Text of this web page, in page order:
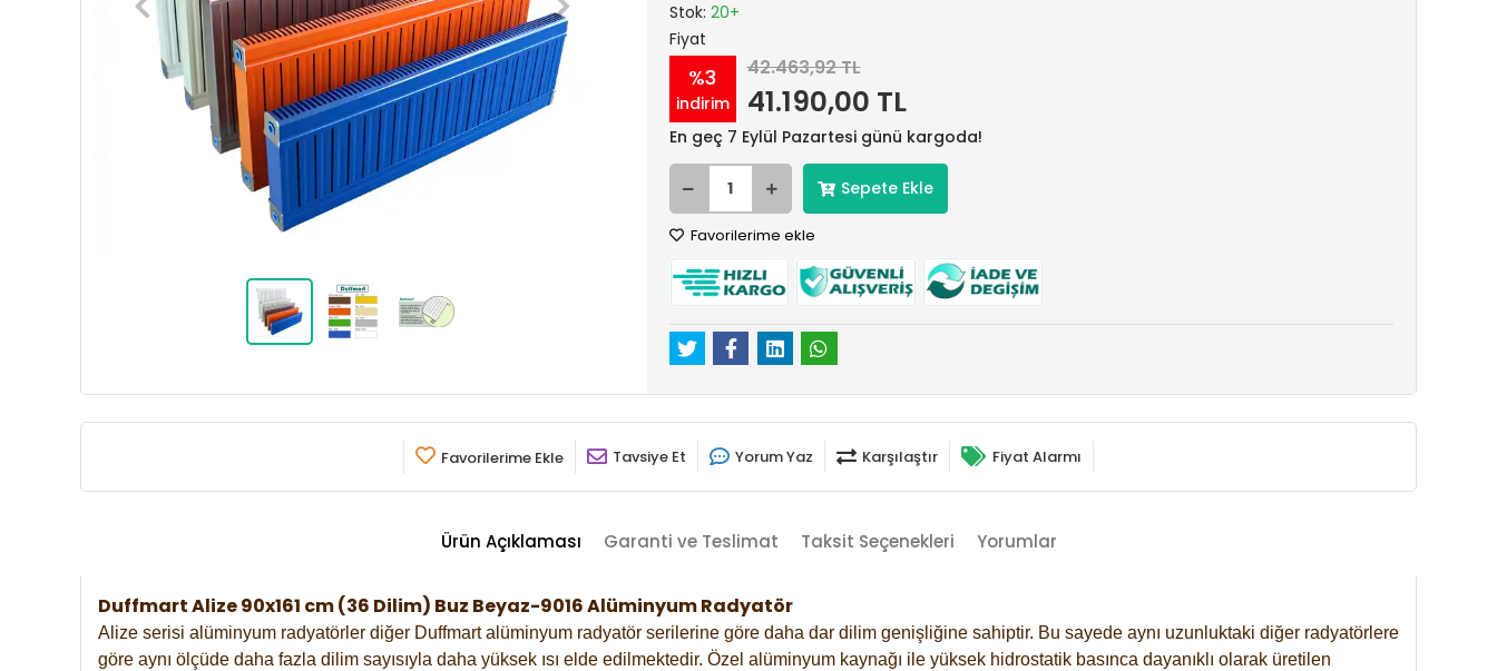
Stok: 20+
Fiyat
%3
indirim
42.463,92 TL
41.190,00 TL
En geç 7 Eylül Pazartesi günü kargoda!
Sepete Ekle
Favorilerime ekle
Favorilerime Ekle Tavsiye Et Yorum Yaz Karşılaştır Fiyat Alarmı
Ürün Açıklaması Garanti ve Teslimat Taksit Seçenekleri Yorumlar
Duffmart Alize 90x161 cm (36 Dilim) Buz Beyaz-9016 Alüminyum Radyatör
Alize serisi alüminyum radyatörler diğer Duffmart alüminyum radyatör serilerine göre daha dar dilim genişliğine sahiptir. Bu sayede aynı uzunluktaki diğer radyatörlere
göre aynı ölçüde daha fazla dilim sayısıyla daha yüksek ısı elde edilmektedir. Özel alüminyum kaynağı ile yüksek hidrostatik basınca dayanıklı olarak üretilen